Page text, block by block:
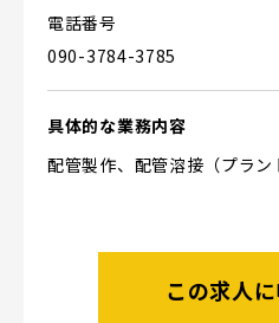
電話番号
090-3784-3785
具体的な業務内容
配管製作、配管溶接（プラ
この求人